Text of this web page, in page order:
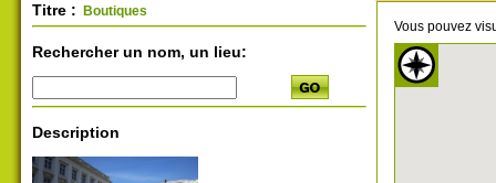
Titre : Boutiques
Rechercher un nom, un lieu:
Description
Vous pouvez